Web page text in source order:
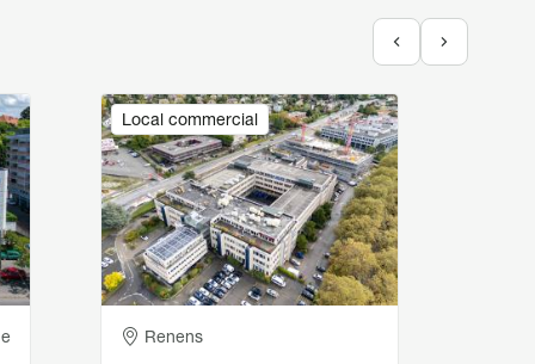
Local commercial
Image
Adresse
Renens